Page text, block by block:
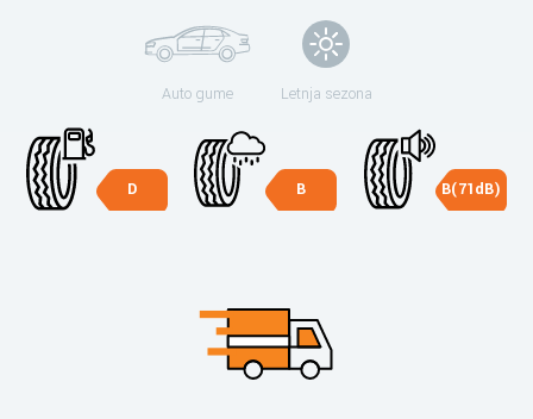
Auto gume Letnja sezona
D B B(71dB)